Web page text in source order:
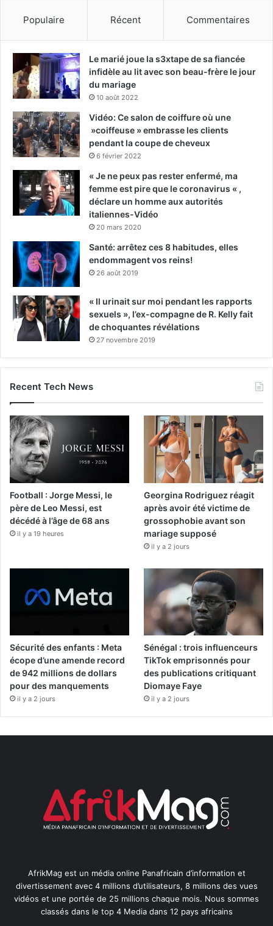
Populaire Récent Commentaires
Le marié joue la s3xtape de sa fiancée
infidèle au lit avec son beau-frère le jour
du mariage
10 août 2022
Vidéo: Ce salon de coiffure où une
»coiffeuse » embrasse les clients
pendant la coupe de cheveux
6 février 2022
« Je ne peux pas rester enfermé, ma
femme est pire que le coronavirus « ,
déclare un homme aux autorités
italiennes-Vidéo
20 mars 2020
Santé: arrêtez ces 8 habitudes, elles
endommagent vos reins!
26 août 2019
« Il urinait sur moi pendant les rapports
sexuels », l’ex-compagne de R. Kelly fait
de choquantes révélations
27 novembre 2019
Recent Tech News
Football : Jorge Messi, le
père de Leo Messi, est
décédé à l’âge de 68 ans
il y a 19 heures
Georgina Rodriguez réagit
après avoir été victime de
grossophobie avant son
mariage supposé
il y a 2 jours
Sécurité des enfants : Meta
écope d’une amende record
de 942 millions de dollars
pour des manquements
il y a 2 jours
Sénégal : trois influenceurs
TikTok emprisonnés pour
des publications critiquant
Diomaye Faye
il y a 2 jours
AfrikMag est un média online Panafricain d’information et
divertissement avec 4 millions d’utilisateurs, 8 millions des vues
vidéos et une portée de 25 millions chaque mois. Nous sommes
classés dans le top 4 Media dans 12 pays africains